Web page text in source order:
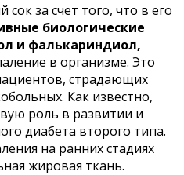
за счет того, что в его
биологические
и фалькариндиол,
в организме. Это
страдающих
Как известно,
роль в развитии и
диабета второго типа.
на ранних стадиях
жировая ткань.